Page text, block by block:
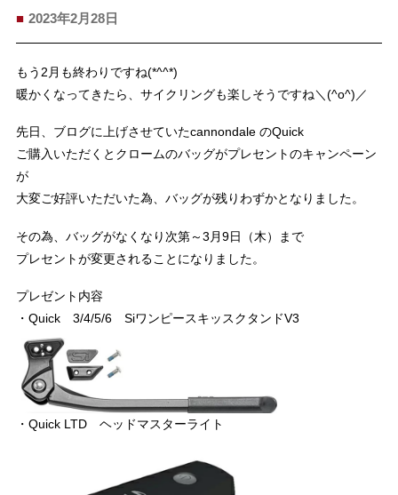
2023年2月28日
もう2月も終わりですね(*^^*)
暖かくなってきたら、サイクリングも楽しそうですね＼(^o^)／
先日、ブログに上げさせていたcannondale のQuick
ご購入いただくとクロームのバッグがプレセントのキャンペーン
が
大変ご好評いただいた為、バッグが残りわずかとなりました。
その為、バッグがなくなり次第～3月9日（木）まで
プレセントが変更されることになりました。
プレゼント内容
・Quick 3/4/5/6 SiワンピースキッスクタンドV3
・Quick LTD ヘッドマスターライト